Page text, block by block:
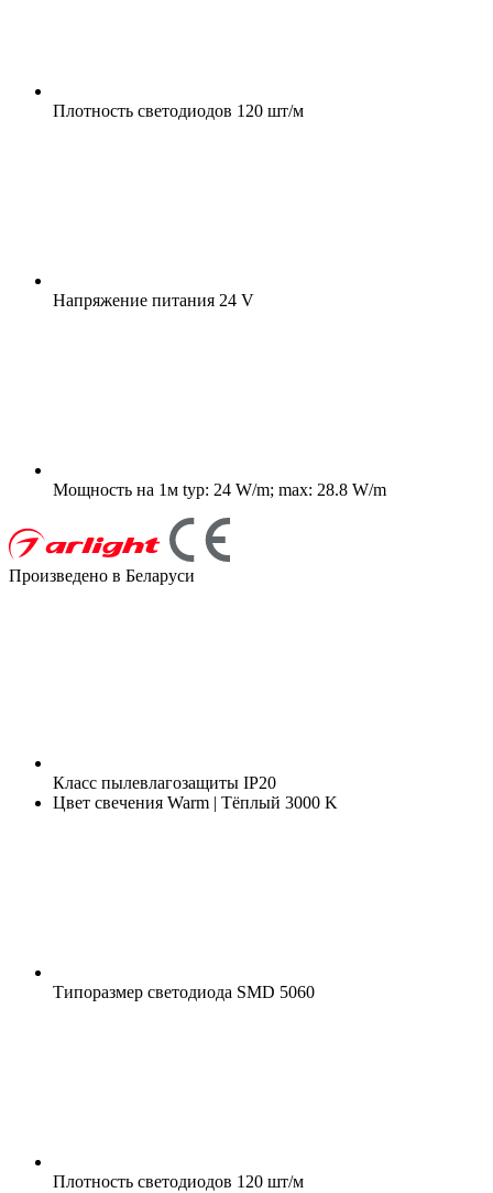
Плотность светодиодов 120 шт/м
Напряжение питания 24 V
Мощность на 1м typ: 24 W/m; max: 28.8 W/m
Произведено в Беларуси
Класс пылевлагозащиты IP20
Цвет свечения Warm | Тёплый 3000 K
Типоразмер светодиода SMD 5060
Плотность светодиодов 120 шт/м